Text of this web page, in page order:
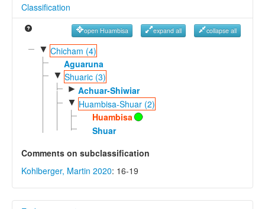
References
Reference Search
GlottoScope
Classification
open Huambisa expand all collapse all
▼ Chicham (4)
Aguaruna
▼ Shuaric (3)
► Achuar-Shiwiar
▼ Huambisa-Shuar (2)
Huambisa
Shuar
Comments on subclassification
Kohlberger, Martin 2020: 16-19